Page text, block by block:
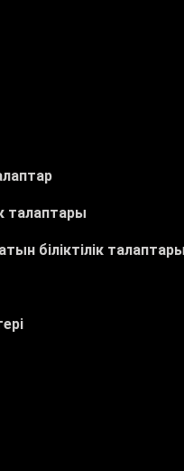
талаптары
біліктілік